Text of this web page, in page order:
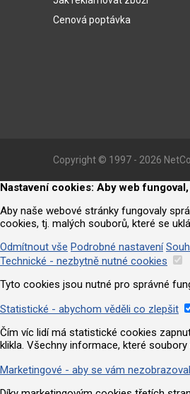
Cenová poptávka
Copyright © 1997 - 2026
Nastavení cookies: Aby web
Aby naše webové stránky fungovaly
cookies, tj. malých souborů, které se
Odmítnout vše Podrobné nastavení
Technické - nezbytně nutné cookies
Tyto cookies jsou nutné pro správné
Statistické - abychom věděli co zlepšit
Čím víc lidí má statistické cookies
klikla. Všechny informace, které
Marketingové - aby se vám